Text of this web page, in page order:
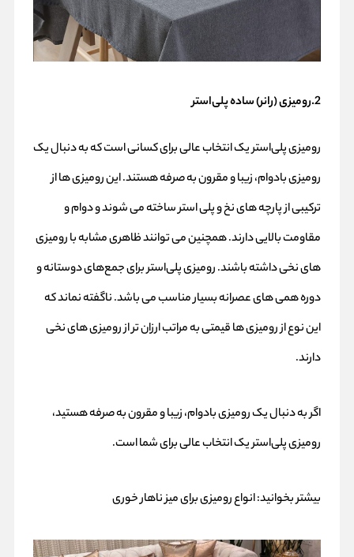
2.رومیزی (رانر) ساده پلی‌استر
رومیزی پلی‌استر یک انتخاب عالی برای کسانی است که به دنبال یک
رومیزی بادوام، زیبا و مقرون به صرفه هستند. این رومیزی ها از
ترکیبی از پارچه های نخ و پلی استر ساخته می شوند و دوام و
مقاومت بالایی دارند. همچنین می توانند ظاهری مشابه با رومیزی
های نخی داشته باشند. رومیزی پلی‌استر برای جمع‌های دوستانه و
دوره همی های عصرانه بسیار مناسب می باشد. ناگفته نماند که
این نوع از رومیزی ها قیمتی به مراتب ارزان تر از رومیزی های نخی
دارند.
اگر به دنبال یک رومیزی بادوام، زیبا و مقرون به صرفه هستید،
رومیزی پلی‌استر یک انتخاب عالی برای شما است.
بیشتر بخوانید:انواع رومیزی برای میز ناهار خوری